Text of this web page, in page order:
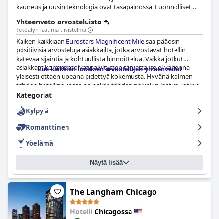
kauneus ja uusin teknologia ovat tasapainossa. Luonnolliset,
ilmapiirin lomallesi.
Yhteenveto arvosteluista
Tekoälyn laatima tiivistelmä
Kaiken kaikkiaan Eurostars Magnificent Milesaa pääosin
positiivisia arvosteluja asiakkailta, jotka arvostavat hotellin
kätevää sijaintia ja kohtuullista hinnoittelua. Vaikka jotkut
asiakkaat kommentoivat päivitysten tarvetta, se ei vähennä
yleisesti ottaen upeana pidettyä kokemusta. Hyvänä kolmen
tähden hotellina, jossa on neljän tähden palvelun laatua, jotkut
asiakkaat myöntävät, että huoneessa on selviä kulumisen
merkkejä. Tietyt asiakkaat kommentoivat huonoa
ammattitaitoa ja likaisia ilmansuodattimia, jotka
hotellia pidetään silti erinomaisena vastineena rahalle ja erittäin
suositeltavana majoituspaikkana.
Lue kaikkien luokkien arvostelujen yhteenvedot
Kategoriat
Kylpylä
Romanttinen
Yöelämä
Näytä lisää
The Langham Chicago
Hotelli Chicagossa